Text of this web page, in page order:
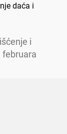
daća i
i
februara